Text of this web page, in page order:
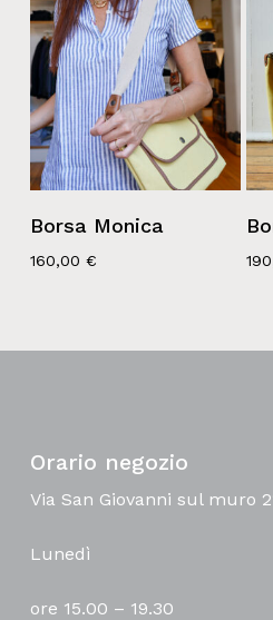
Borsa Monica
160,00 €
Orario negozio
Via San Giovanni sul muro
Lunedì
ore 15.00 – 19.30